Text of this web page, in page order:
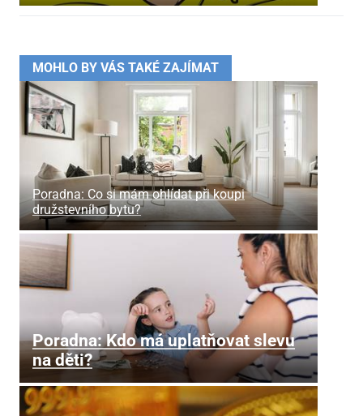
MOHLO BY VÁS TAKÉ ZAJÍMAT
Poradna: Co si mám ohlídat při koupi
družstevního bytu?
Poradna: Kdo má uplatňovat slevu
na děti?